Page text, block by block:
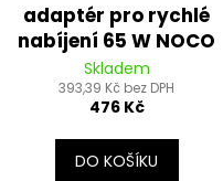
adaptér pro rychlé
nabíjení 65 W NOCO
GBX ze zapalovače 12 V
Skladem
393,39 Kč bez DPH
476 Kč
DO KOŠÍKU